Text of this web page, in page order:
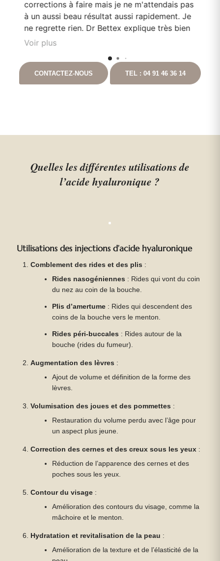
corrections à faire mais je ne m'attendais pas
à un aussi beau résultat aussi rapidement. Je
ne regrette rien. Dr Bettex explique très bien
son rôle dans. la. prise en soin et est très à
en cas que questionnement. Ayant pour
projet de continuer les chirurgies correctrices
avec lui suite à un gros amaigrissement, je ne
Voir plus
CONTACTEZ-NOUS TEL : 04 91 46 36 14
Quelles les différentes utilisations de
l’acide hyaluronique ?
Utilisations des injections d’acide hyaluronique
Comblement des rides et des plis :
Rides nasogéniennes : Rides qui vont du coin
du nez au coin de la bouche.
Plis d’amertume : Rides qui descendent des
coins de la bouche vers le menton.
Rides péri-buccales : Rides autour de la
bouche (rides du fumeur).
Augmentation des lèvres :
Ajout de volume et définition de la forme des
lèvres.
Volumisation des joues et des pommettes :
Restauration du volume perdu avec l’âge pour
un aspect plus jeune.
Correction des cernes et des creux sous les yeux :
Réduction de l’apparence des cernes et des
poches sous les yeux.
Contour du visage :
Amélioration des contours du visage, comme la
mâchoire et le menton.
Hydratation et revitalisation de la peau :
Amélioration de la texture et de l’élasticité de la